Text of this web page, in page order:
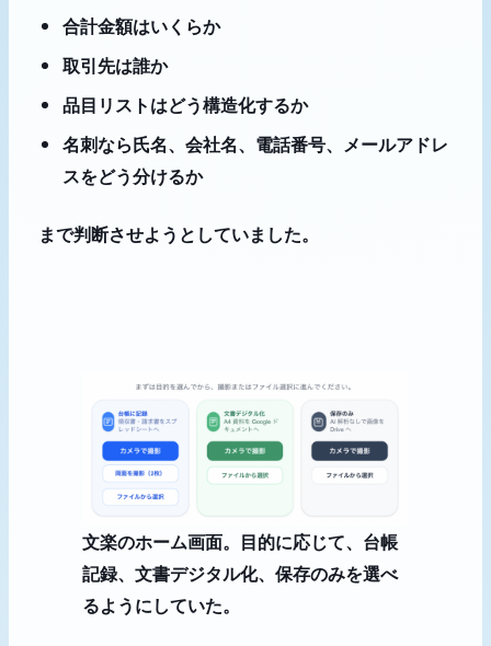
合計金額はいくらか
取引先は誰か
品目リストはどう構造化するか
名刺なら氏名、会社名、電話番号、メールアドレ
スをどう分けるか
まで判断させようとしていました。
文楽のホーム画面。目的に応じて、台帳
記録、文書デジタル化、保存のみを選べ
るようにしていた。